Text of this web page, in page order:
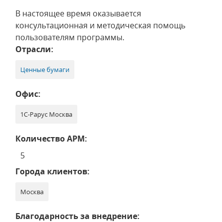
В настоящее время оказывается
консультационная и методическая помощь
пользователям программы.
Отрасли:
Ценные бумаги
Офис:
1С-Рарус Москва
Количество АРМ:
5
Города клиентов:
Москва
Благодарность за внедрение: